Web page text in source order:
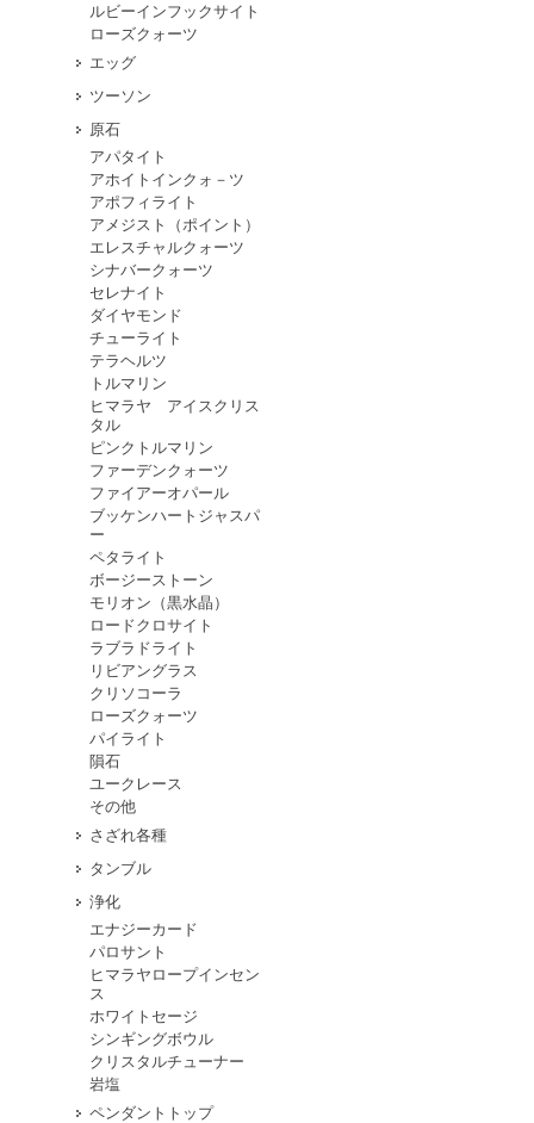
ルビーインフックサイト
ローズクォーツ
エッグ
ツーソン
原石
アパタイト
アホイトインクォ－ツ
アポフィライト
アメジスト（ポイント）
エレスチャルクォーツ
シナバークォーツ
セレナイト
ダイヤモンド
チューライト
テラヘルツ
トルマリン
ヒマラヤ アイスクリス
タル
ピンクトルマリン
ファーデンクォーツ
ファイアーオパール
ブッケンハートジャスパ
ー
ペタライト
ボージーストーン
モリオン（黒水晶）
ロードクロサイト
ラブラドライト
リビアングラス
クリソコーラ
ローズクォーツ
パイライト
隕石
ユークレース
その他
さざれ各種
タンブル
浄化
エナジーカード
パロサント
ヒマラヤロープインセン
ス
ホワイトセージ
シンギングボウル
クリスタルチューナー
岩塩
ペンダントトップ